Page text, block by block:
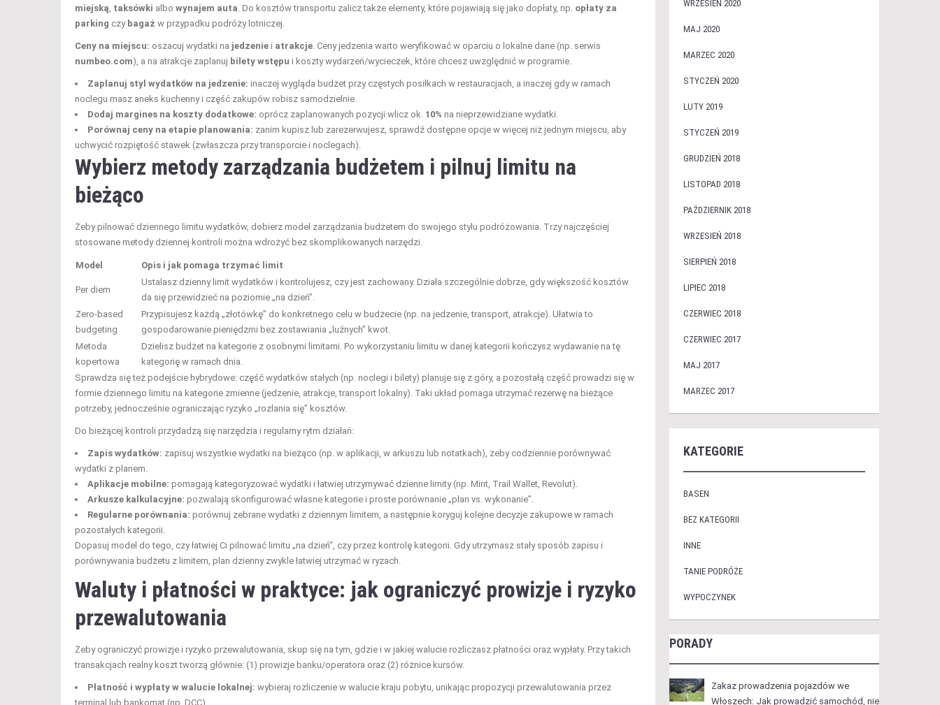
miejską, taksówki albo wynajem auta. Do kosztów transportu zalicz także elementy, które pojawiają się jako dopłaty, np. opłaty za
parking czy bagaż w przypadku podróży lotniczej.
Ceny na miejscu: oszacuj wydatki na jedzenie i atrakcje. Ceny jedzenia warto weryfikować w oparciu o lokalne dane (np. serwis
numbeo.com), a na atrakcje zaplanuj bilety wstępu i koszty wydarzeń/wycieczek, które chcesz uwzględnić w programie.
Zaplanuj styl wydatków na jedzenie: inaczej wygląda budżet przy częstych posiłkach w restauracjach, a inaczej gdy w ramach
noclegu masz aneks kuchenny i część zakupów robisz samodzielnie.
Dodaj margines na koszty dodatkowe: oprócz zaplanowanych pozycji wlicz ok. 10% na nieprzewidziane wydatki.
Porównaj ceny na etapie planowania: zanim kupisz lub zarezerwujesz, sprawdź dostępne opcje w więcej niż jednym miejscu, aby
uchwycić rozpiętość stawek (zwłaszcza przy transporcie i noclegach).
Wybierz metody zarządzania budżetem i pilnuj limitu na
bieżąco
Żeby pilnować dziennego limitu wydatków, dobierz model zarządzania budżetem do swojego stylu podróżowania. Trzy najczęściej
stosowane metody dziennej kontroli można wdrożyć bez skomplikowanych narzędzi.
Model Opis i jak pomaga trzymać limit
Per diem
Ustalasz dzienny limit wydatków i kontrolujesz, czy jest zachowany. Działa szczególnie dobrze, gdy większość kosztów
da się przewidzieć na poziomie „na dzień”.
Zero-based
budgeting
Przypisujesz każdą „złotówkę” do konkretnego celu w budżecie (np. na jedzenie, transport, atrakcje). Ułatwia to
gospodarowanie pieniędzmi bez zostawiania „luźnych” kwot.
Metoda
kopertowa
Dzielisz budżet na kategorie z osobnymi limitami. Po wykorzystaniu limitu w danej kategorii kończysz wydawanie na tę
kategorię w ramach dnia.
Sprawdza się też podejście hybrydowe: część wydatków stałych (np. noclegi i bilety) planuje się z góry, a pozostałą część prowadzi się w
formie dziennego limitu na kategorie zmienne (jedzenie, atrakcje, transport lokalny). Taki układ pomaga utrzymać rezerwę na bieżące
potrzeby, jednocześnie ograniczając ryzyko „rozlania się” kosztów.
Do bieżącej kontroli przydadzą się narzędzia i regularny rytm działań:
Zapis wydatków: zapisuj wszystkie wydatki na bieżąco (np. w aplikacji, w arkuszu lub notatkach), żeby codziennie porównywać
wydatki z planem.
Aplikacje mobilne: pomagają kategoryzować wydatki i łatwiej utrzymywać dzienne limity (np. Mint, Trail Wallet, Revolut).
Arkusze kalkulacyjne: pozwalają skonfigurować własne kategorie i proste porównanie „plan vs. wykonanie”.
Regularne porównania: porównuj zebrane wydatki z dziennym limitem, a następnie koryguj kolejne decyzje zakupowe w ramach
pozostałych kategorii.
Dopasuj model do tego, czy łatwiej Ci pilnować limitu „na dzień”, czy przez kontrolę kategorii. Gdy utrzymasz stały sposób zapisu i
porównywania budżetu z limitem, plan dzienny zwykle łatwiej utrzymać w ryzach.
Waluty i płatności w praktyce: jak ograniczyć prowizje i ryzyko
przewalutowania
Żeby ograniczyć prowizje i ryzyko przewalutowania, skup się na tym, gdzie i w jakiej walucie rozliczasz płatności oraz wypłaty. Przy takich
transakcjach realny koszt tworzą głównie: (1) prowizje banku/operatora oraz (2) różnice kursów.
Płatność i wypłaty w walucie lokalnej: wybieraj rozliczenie w walucie kraju pobytu, unikając propozycji przewalutowania przez
terminal lub bankomat (np. DCC).
WRZESIEŃ 2020
MAJ 2020
MARZEC 2020
STYCZEŃ 2020
LUTY 2019
STYCZEŃ 2019
GRUDZIEŃ 2018
LISTOPAD 2018
PAŹDZIERNIK 2018
WRZESIEŃ 2018
SIERPIEŃ 2018
LIPIEC 2018
CZERWIEC 2018
CZERWIEC 2017
MAJ 2017
MARZEC 2017
KATEGORIE
BASEN
BEZ KATEGORII
INNE
TANIE PODRÓŻE
WYPOCZYNEK
PORADY
Zakaz prowadzenia pojazdów we
Włoszech: Jak prowadzić samochód, nie